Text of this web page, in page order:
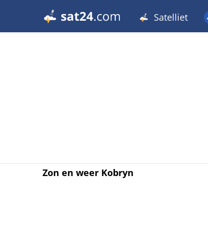
Satelliet
Zon en weer Kobryn